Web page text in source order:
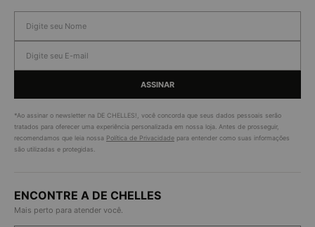
ASSINAR
*Ao assinar o newsletter na DE CHELLES!, você concorda que seus dados pessoais serão
tratados para oferecer uma experiência personalizada em nossa loja. Antes de prosseguir,
recomendamos que leia nossa Política de Privacidade para entender como suas informações
são utilizadas e protegidas.
ENCONTRE A DE CHELLES
Mais perto para atender você.